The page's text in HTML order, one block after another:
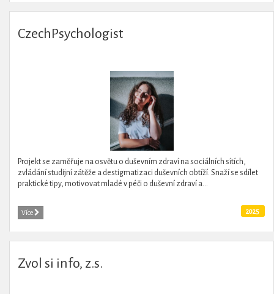
CzechPsychologist
Projekt se zaměřuje na osvětu o duševním zdraví na sociálních sítích,
zvládání studijní zátěže a destigmatizaci duševních obtíží. Snaží se sdílet
praktické tipy, motivovat mladé v péči o duševní zdraví a...
Více 2025
Zvol si info, z.s.